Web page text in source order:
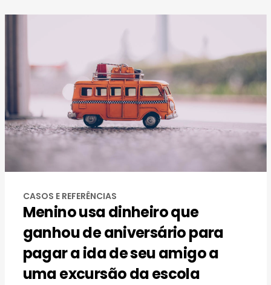
CASOS E REFERÊNCIAS
Menino usa dinheiro que
ganhou de aniversário para
pagar a ida de seu amigo a
uma excursão da escola